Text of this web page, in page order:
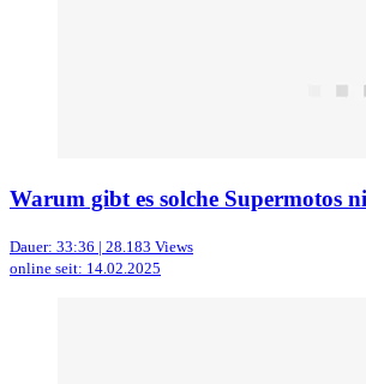
Warum gibt es solche Supermotos
Dauer: 33:36 | 28.183 Views
online seit: 14.02.2025